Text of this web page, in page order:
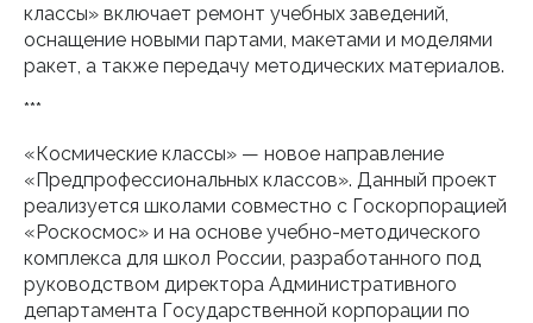
классы» включает ремонт учебных заведений,
оснащение новыми партами, макетами и моделями
ракет, а также передачу методических материалов.
***
«Космические классы» — новое направление
«Предпрофессиональных классов». Данный проект
реализуется школами совместно с Госкорпорацией
«Роскосмос» и на основе учебно-методического
комплекса для школ России, разработанного под
руководством директора Административного
департамента Государственной корпорации по